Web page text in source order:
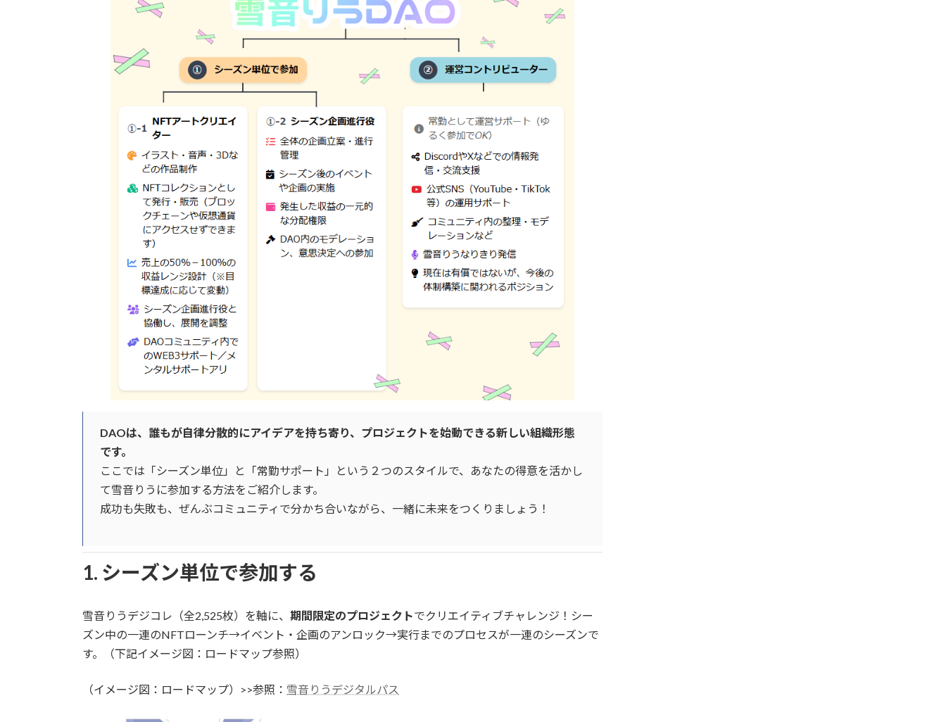
DAOは、誰もが自律分散的にアイデアを持ち寄り、プロジェクトを始動できる新しい組織形態
です。
ここでは「シーズン単位」と「常勤サポート」という２つのスタイルで、あなたの得意を活かし
て雪音りうに参加する方法をご紹介します。
成功も失敗も、ぜんぶコミュニティで分かち合いながら、一緒に未来をつくりましょう！
1. シーズン単位で参加する
雪音りうデジコレ（全2,525枚）を軸に、 期間限定のプロジェクトでクリエイティブチャレンジ！シー
ズン中の一連のNFTローンチ→イベント・企画のアンロック→実行までのプロセスが一連のシーズンで
す。（下記イメージ図：ロードマップ参照）
（イメージ図：ロードマップ）>>参照： 雪音りうデジタルパス